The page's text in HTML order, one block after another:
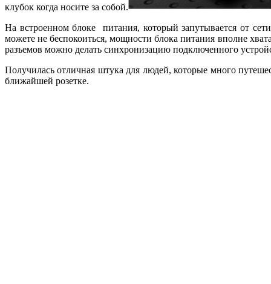
клубок когда носите за собой.
На встроенном блоке питания, который запутывается от
можете не беспокоиться, мощности блока питания вполне
разъемов можно делать синхронизацию подключенного
Получилась отличная штука для людей, которые много
ближайшей розетке.